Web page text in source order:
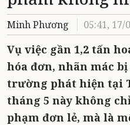
Minh Phương 05:41, 17/
Vụ việc gần 1,2 tấn
hóa đơn, nhãn mác
trường phát hiện tại
tháng 5 này không
phạm đơn lẻ, mà là